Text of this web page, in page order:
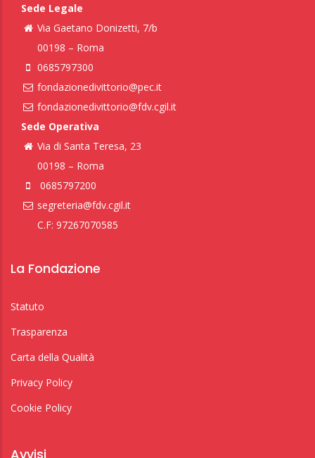
Sede Legale
Via Gaetano Donizetti, 7/b
00198 – Roma
0685797300
fondazionedivittorio@pec.it
fondazionedivittorio@fdv.cgil.it
Sede Operativa
Via di Santa Teresa, 23
00198 – Roma
0685797200
segreteria@fdv.cgil.it
C.F: 97267070585
La Fondazione
Statuto
Trasparenza
Carta della Qualità
Privacy Policy
Cookie Policy
Avvisi